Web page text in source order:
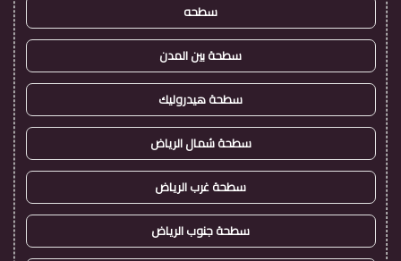
سطحه
سطحة بين المدن
سطحة هيدروليك
سطحة شمال الرياض
سطحة غرب الرياض
سطحة جنوب الرياض